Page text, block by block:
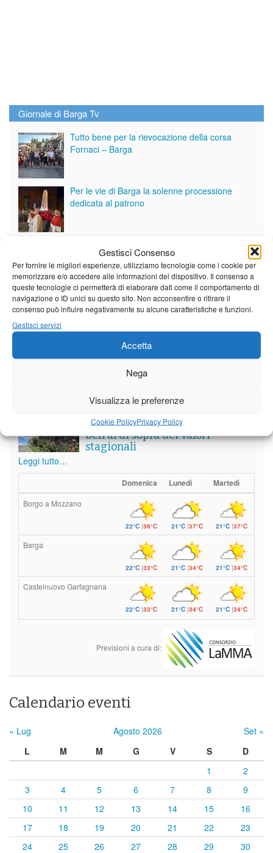
Gestisci Consenso
Per fornire le migliori esperienze, utilizziamo tecnologie come i cookie per
memorizzare e/o accedere alle informazioni del dispositivo. Il consenso a
queste tecnologie ci permetterà di elaborare dati come il comportamento di
navigazione o ID unici su questo sito. Non acconsentire o ritirare il
consenso può influire negativamente su alcune caratteristiche e funzioni.
Gestisci servizi
Accetta
Nega
Visualizza le preferenze
Cookie PolicyPrivacy Policy
Giornale di Barga Tv
Tutto bene per la rievocazione della corsa
Fornaci – Barga
Per le vie di Barga la solenne processione
dedicata al patrono
Vedi tutti i servizi
settimana. temperature ancora
ben al di sopra dei valori
stagionali
Leggi tutto…
Domenica Lunedì Martedì
Borgo a Mozzano
22°C|36°C 21°C|37°C 21°C |37°C
Barga
22°C|33°C 21°C|34°C 21°C |34°C
Castelnuovo Garfagnana
22°C|33°C 21°C|34°C 21°C |34°C
Previsioni a cura di:
Calendario eventi
« Lug Agosto 2026
Set »
L
M M G V S
D
1
2
3
4 5 6 7 8
9
10
11 12 13 14 15
16
17
18 19 20 21 22
23
24
25 26 27 28 29 30